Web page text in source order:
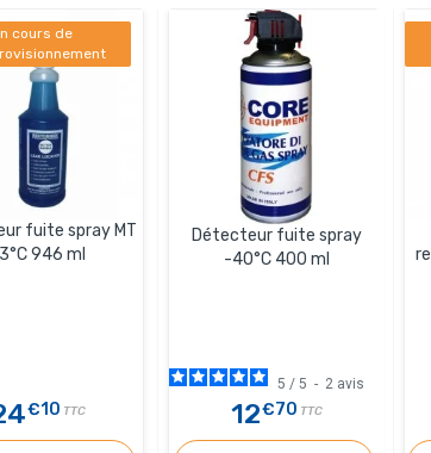
cours de
fuite spray MT
946 ml
€10 TTC
Détecteur fuite spray
-40°C 400 ml
5 / 5 - 2 avis
12€70 TTC